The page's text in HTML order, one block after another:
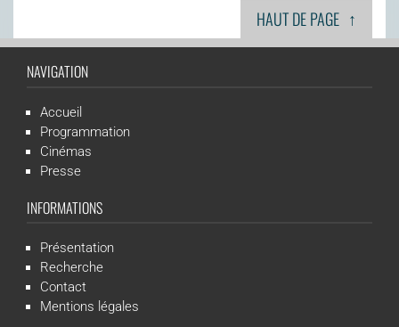
HAUT DE PAGE ↑
NAVIGATION
Accueil
Programmation
Cinémas
Presse
INFORMATIONS
Présentation
Recherche
Contact
Mentions légales